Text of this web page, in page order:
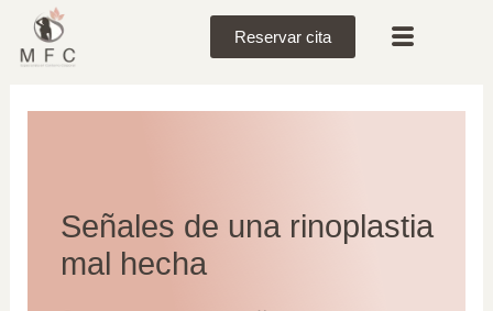
Reservar cita
Señales de una rinoplastia
mal hecha